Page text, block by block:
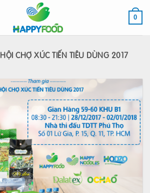
0
HỘI CHỢ XÚC TIẾN TIÊU DÙNG 2017